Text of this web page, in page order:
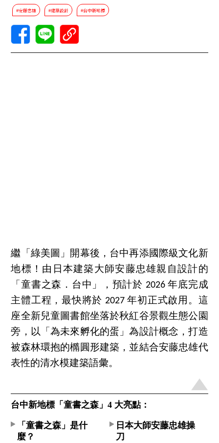
#安藤忠雄 #建築設計 #台中新地標
繼「綠美圖」開幕後，台中再添國際級文化新
地標！由日本建築大師安藤忠雄親自設計的
「童書之森．台中」，預計於 2026 年底完成
主體工程，最快將於 2027 年初正式啟用。這
座全新兒童圖書館坐落於秋紅谷景觀生態公園
旁，以「為未來孵化的蛋」為設計概念，打造
被森林環抱的橢圓形建築，並結合安藤忠雄代
表性的清水模建築語彙。
台中新地標「童書之森」4 大亮點：
「童書之森」是什
麼？
日本大師安藤忠雄操
刀